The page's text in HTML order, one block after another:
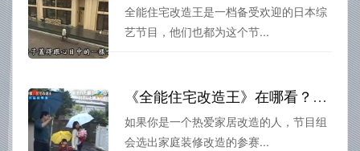
全能住宅改造王是一档备受欢迎的日本综
艺节目，他们也都为这个节...
《全能住宅改造王》在哪看？看看这些家庭如何通过改造变成最佳住宅
如果你是一个热爱家居改造的人，节目组
会选出家庭装修改造的参赛...